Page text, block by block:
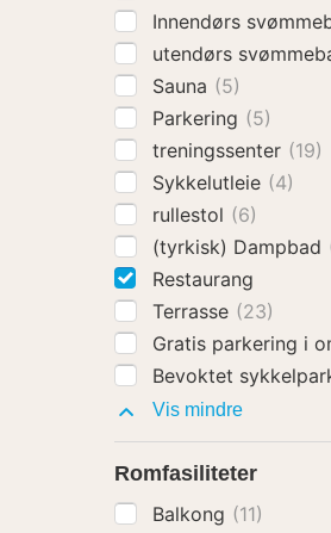
Innendørs
utendørs
Sauna (5)
Parkering (5)
treningssenter (19)
Sykkelutleie (4)
rullestol (6)
(tyrkisk) Dampbad
Restaurang
Terrasse (23)
Gratis parkering i
Bevoktet
Vis mindreFasiliteter
Romfasiliteter
Balkong (11)